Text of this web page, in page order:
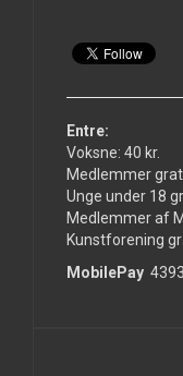
Entre:
Voksne: 40 kr.
Medlemmer
Unge under 18
Medlemmer af
Kunstforening
MobilePay